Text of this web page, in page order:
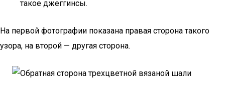
такое джеггинсы.
На первой фотографии показана правая сторона такого
узора, на второй — другая сторона.